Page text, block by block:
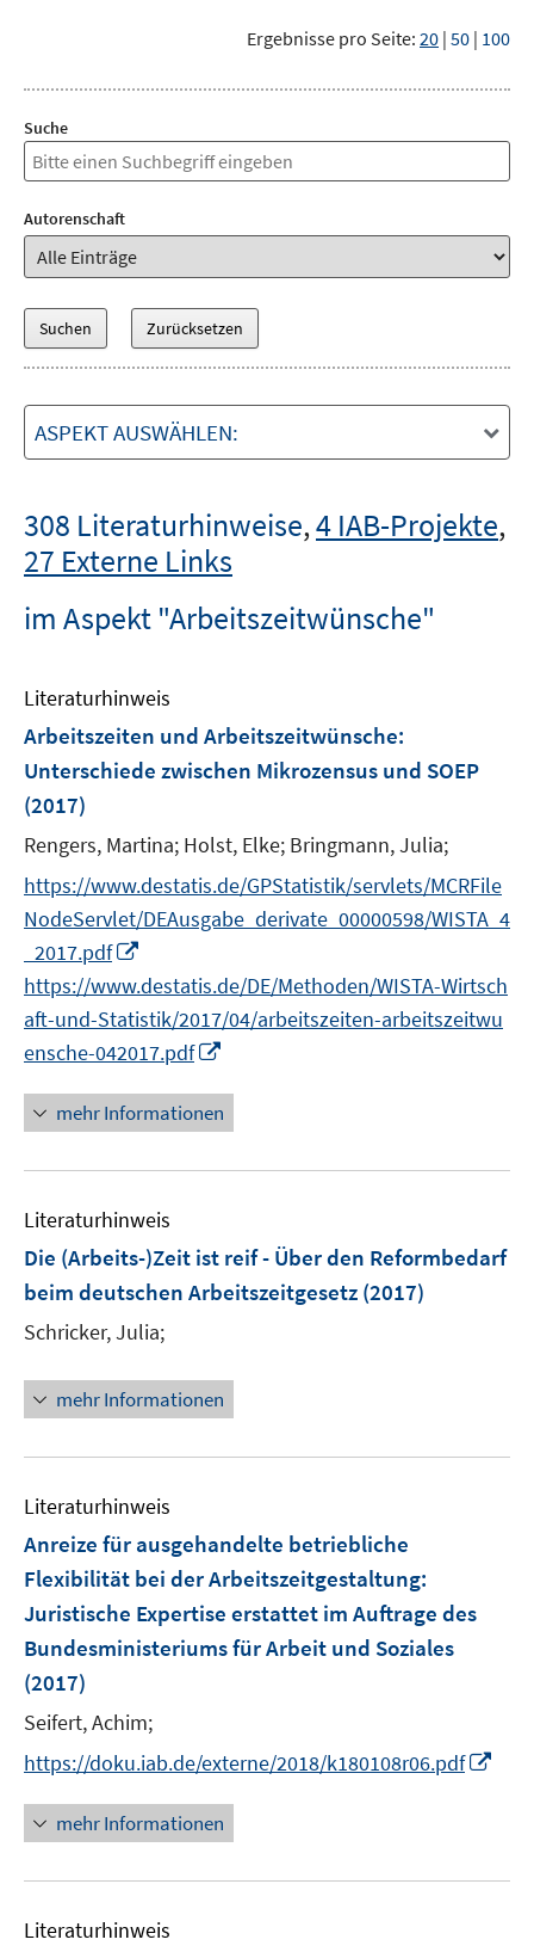
Ergebnisse pro Seite: 20 | 50 | 100
Suche
Autorenschaft
ASPEKT AUSWÄHLEN:
308 Literaturhinweise,4 IAB-Projekte,
27 Externe Links
im Aspekt "Arbeitszeitwünsche"
Literaturhinweis
Arbeitszeiten und Arbeitszeitwünsche:
Unterschiede zwischen Mikrozensus und SOEP
(2017)
Rengers, Martina; Holst, Elke; Bringmann, Julia;
https://www.destatis.de/GPStatistik/servlets/MCRFile
NodeServlet/DEAusgabe_derivate_00000598/WISTA_4
_2017.pdf
n
e
u
e
m
e
s
t
e
r
f
f
e
https://www.destatis.de/DE/Methoden/WISTA-Wirtsch
aft-und-Statistik/2017/04/arbeitszeiten-arbeitszeitwu
ensche-042017.pdf
n
e
u
F
n
e
r
ö
n
e
n
mehr Informationen
Literaturhinweis
Die (Arbeits-)Zeit ist reif - Über den Reformbedarf
beim deutschen Arbeitszeitgesetz (2017)
Schricker, Julia;
mehr Informationen
Literaturhinweis
Anreize für ausgehandelte betriebliche
Flexibilität bei der Arbeitszeitgestaltung:
Juristische Expertise erstattet im Auftrage des
Bundesministeriums für Arbeit und Soziales
(2017)
Seifert, Achim;
https://doku.iab.de/externe/2018/k180108r06.pdf
u
mehr Informationen
Literaturhinweis